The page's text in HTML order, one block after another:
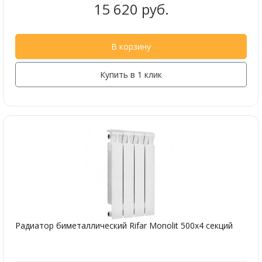
15 620 руб.
В корзину
Купить в 1 клик
Радиатор биметаллический Rifar Monolit 500х4 секций